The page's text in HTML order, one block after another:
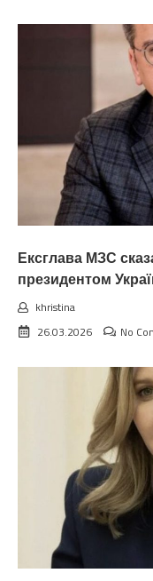
Ексглава МЗС
президентом
khristina
26.03.2026
No